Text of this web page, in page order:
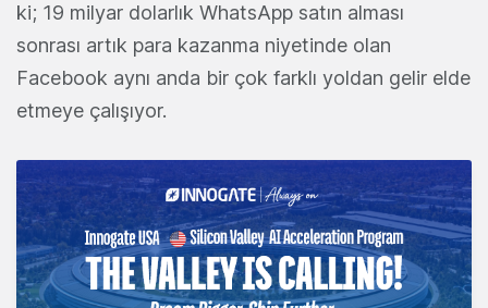
ki; 19 milyar dolarlık WhatsApp satın alması
sonrası artık para kazanma niyetinde olan
Facebook aynı anda bir çok farklı yoldan gelir elde
etmeye çalışıyor.